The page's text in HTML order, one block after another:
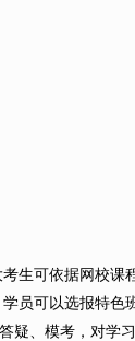
生可依据网校课
员可以选报特色
疑、模考，对学